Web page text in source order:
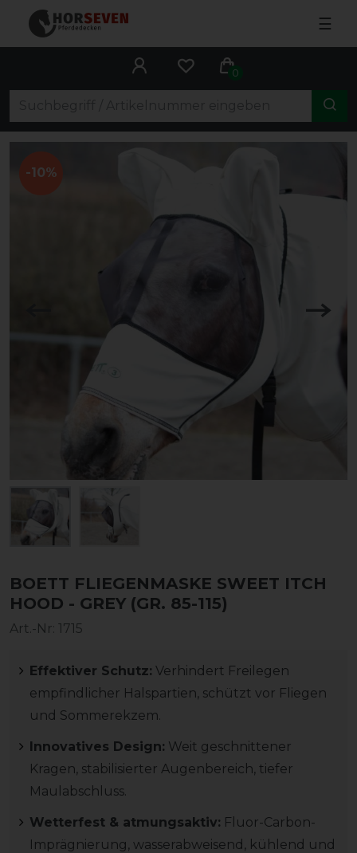
☰
0
-10%
BOETT FLIEGENMASKE SWEET ITCH
HOOD - GREY (GR. 85-115)
Art.-Nr: 1715
Effektiver Schutz: Verhindert Freilegen
empfindlicher Halspartien, schützt vor Fliegen
und Sommerekzem.
Innovatives Design: Weit geschnittener
Kragen, stabilisierter Augenbereich, tiefer
Maulabschluss.
Wetterfest & atmungsaktiv: Fluor-Carbon-
Imprägnierung, wasserabweisend, kühlend und